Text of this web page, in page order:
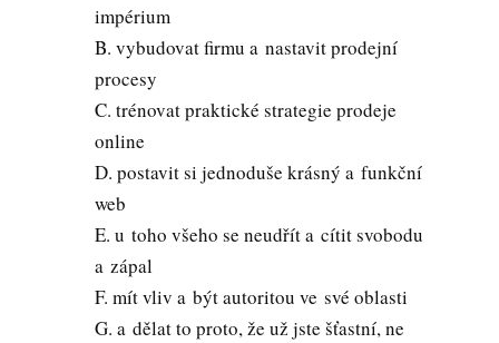
impérium
B. vybudovat firmu a nastavit prodejní
procesy
C. trénovat praktické strategie prodeje
online
D. postavit si jednoduše krásný a funkční
web
E. u toho všeho se neudřít a cítit svobodu
a zápal
F. mít vliv a být autoritou ve své oblasti
G. a dělat to proto, že už jste šťastní, ne